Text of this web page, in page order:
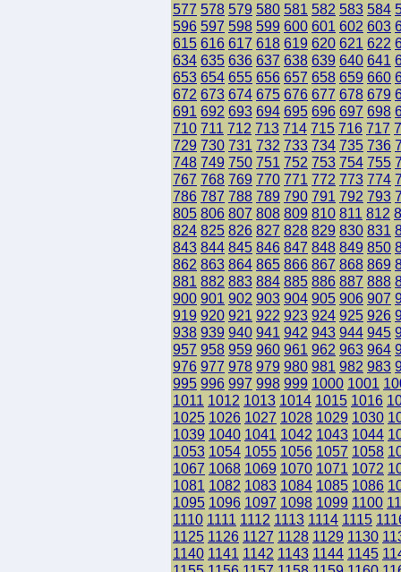
577 578 579 580 581 582 583 584
596 597 598 599 600 601 602 603
615 616 617 618 619 620 621 622
634 635 636 637 638 639 640 641
653 654 655 656 657 658 659 660
672 673 674 675 676 677 678 679
691 692 693 694 695 696 697 698
710 711 712 713 714 715 716 717
729 730 731 732 733 734 735 736
748 749 750 751 752 753 754 755
767 768 769 770 771 772 773 774
786 787 788 789 790 791 792 793
805 806 807 808 809 810 811 812
824 825 826 827 828 829 830 831
843 844 845 846 847 848 849 850
862 863 864 865 866 867 868 869
881 882 883 884 885 886 887 888
900 901 902 903 904 905 906 907
919 920 921 922 923 924 925 926
938 939 940 941 942 943 944 945
957 958 959 960 961 962 963 964
976 977 978 979 980 981 982 983
995 996 997 998 999 1000 1001
1011 1012 1013 1014 1015 1016
1025 1026 1027 1028 1029 1030
1039 1040 1041 1042 1043 1044
1053 1054 1055 1056 1057 1058
1067 1068 1069 1070 1071 1072
1081 1082 1083 1084 1085 1086
1095 1096 1097 1098 1099 1100
1110 1111 1112 1113 1114 1115
1125 1126 1127 1128 1129 1130
1140 1141 1142 1143 1144 1145